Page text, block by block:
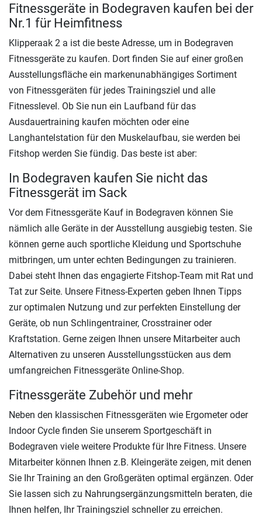
Fitnessgeräte in Bodegraven kaufen bei der
Nr.1 für Heimfitness
Klipperaak 2 a ist die beste Adresse, um in Bodegraven
Fitnessgeräte zu kaufen. Dort finden Sie auf einer großen
Ausstellungsfläche ein markenunabhängiges Sortiment
von Fitnessgeräten für jedes Trainingsziel und alle
Fitnesslevel. Ob Sie nun ein Laufband für das
Ausdauertraining kaufen möchten oder eine
Langhantelstation für den Muskelaufbau, sie werden bei
Fitshop werden Sie fündig. Das beste ist aber:
In Bodegraven kaufen Sie nicht das
Fitnessgerät im Sack
Vor dem Fitnessgeräte Kauf in Bodegraven können Sie
nämlich alle Geräte in der Ausstellung ausgiebig testen. Sie
können gerne auch sportliche Kleidung und Sportschuhe
mitbringen, um unter echten Bedingungen zu trainieren.
Dabei steht Ihnen das engagierte Fitshop-Team mit Rat und
Tat zur Seite. Unsere Fitness-Experten geben Ihnen Tipps
zur optimalen Nutzung und zur perfekten Einstellung der
Geräte, ob nun Schlingentrainer, Crosstrainer oder
Kraftstation. Gerne zeigen Ihnen unsere Mitarbeiter auch
Alternativen zu unseren Ausstellungsstücken aus dem
umfangreichen Fitnessgeräte Online-Shop.
Fitnessgeräte Zubehör und mehr
Neben den klassischen Fitnessgeräten wie Ergometer oder
Indoor Cycle finden Sie unserem Sportgeschäft in
Bodegraven viele weitere Produkte für Ihre Fitness. Unsere
Mitarbeiter können Ihnen z.B. Kleingeräte zeigen, mit denen
Sie Ihr Training an den Großgeräten optimal ergänzen. Oder
Sie lassen sich zu Nahrungsergänzungsmitteln beraten, die
Ihnen helfen, Ihr Trainingsziel schneller zu erreichen.